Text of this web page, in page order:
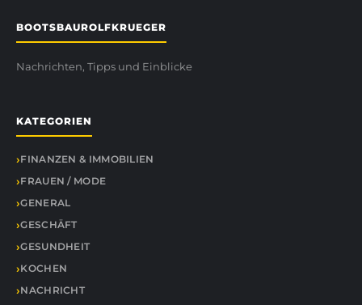
BOOTSBAUROLFKRUEGER
Nachrichten, Tipps und Einblicke
KATEGORIEN
FINANZEN & IMMOBILIEN
FRAUEN / MODE
GENERAL
GESCHÄFT
GESUNDHEIT
KOCHEN
NACHRICHT